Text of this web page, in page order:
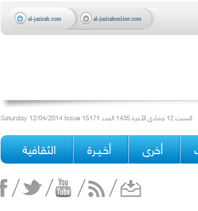
al-jazirah.com al-jazirahonline.com
Saturday 12/04/2014 Issue 15171 السبت 12 جمادى الآخرة 1435 العدد
أخرى أخـيـرة الثقافية